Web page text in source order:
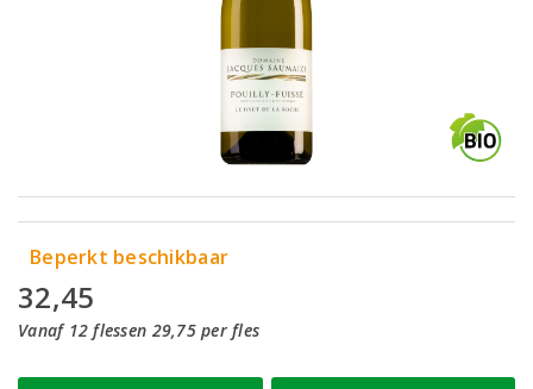
Beperkt beschikbaar
32,45
Vanaf 12 flessen 29,75 per fles